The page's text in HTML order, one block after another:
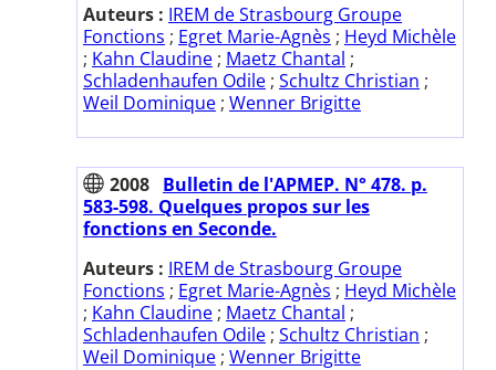
Auteurs : IREM de Strasbourg Groupe
Fonctions ; Egret Marie-Agnès ; Heyd Michèle
; Kahn Claudine ; Maetz Chantal ;
Schladenhaufen Odile ; Schultz Christian ;
Weil Dominique ; Wenner Brigitte
2008 Bulletin de l'APMEP. N° 478. p.
583-598. Quelques propos sur les
fonctions en Seconde.
Auteurs : IREM de Strasbourg Groupe
Fonctions ; Egret Marie-Agnès ; Heyd Michèle
; Kahn Claudine ; Maetz Chantal ;
Schladenhaufen Odile ; Schultz Christian ;
Weil Dominique ; Wenner Brigitte